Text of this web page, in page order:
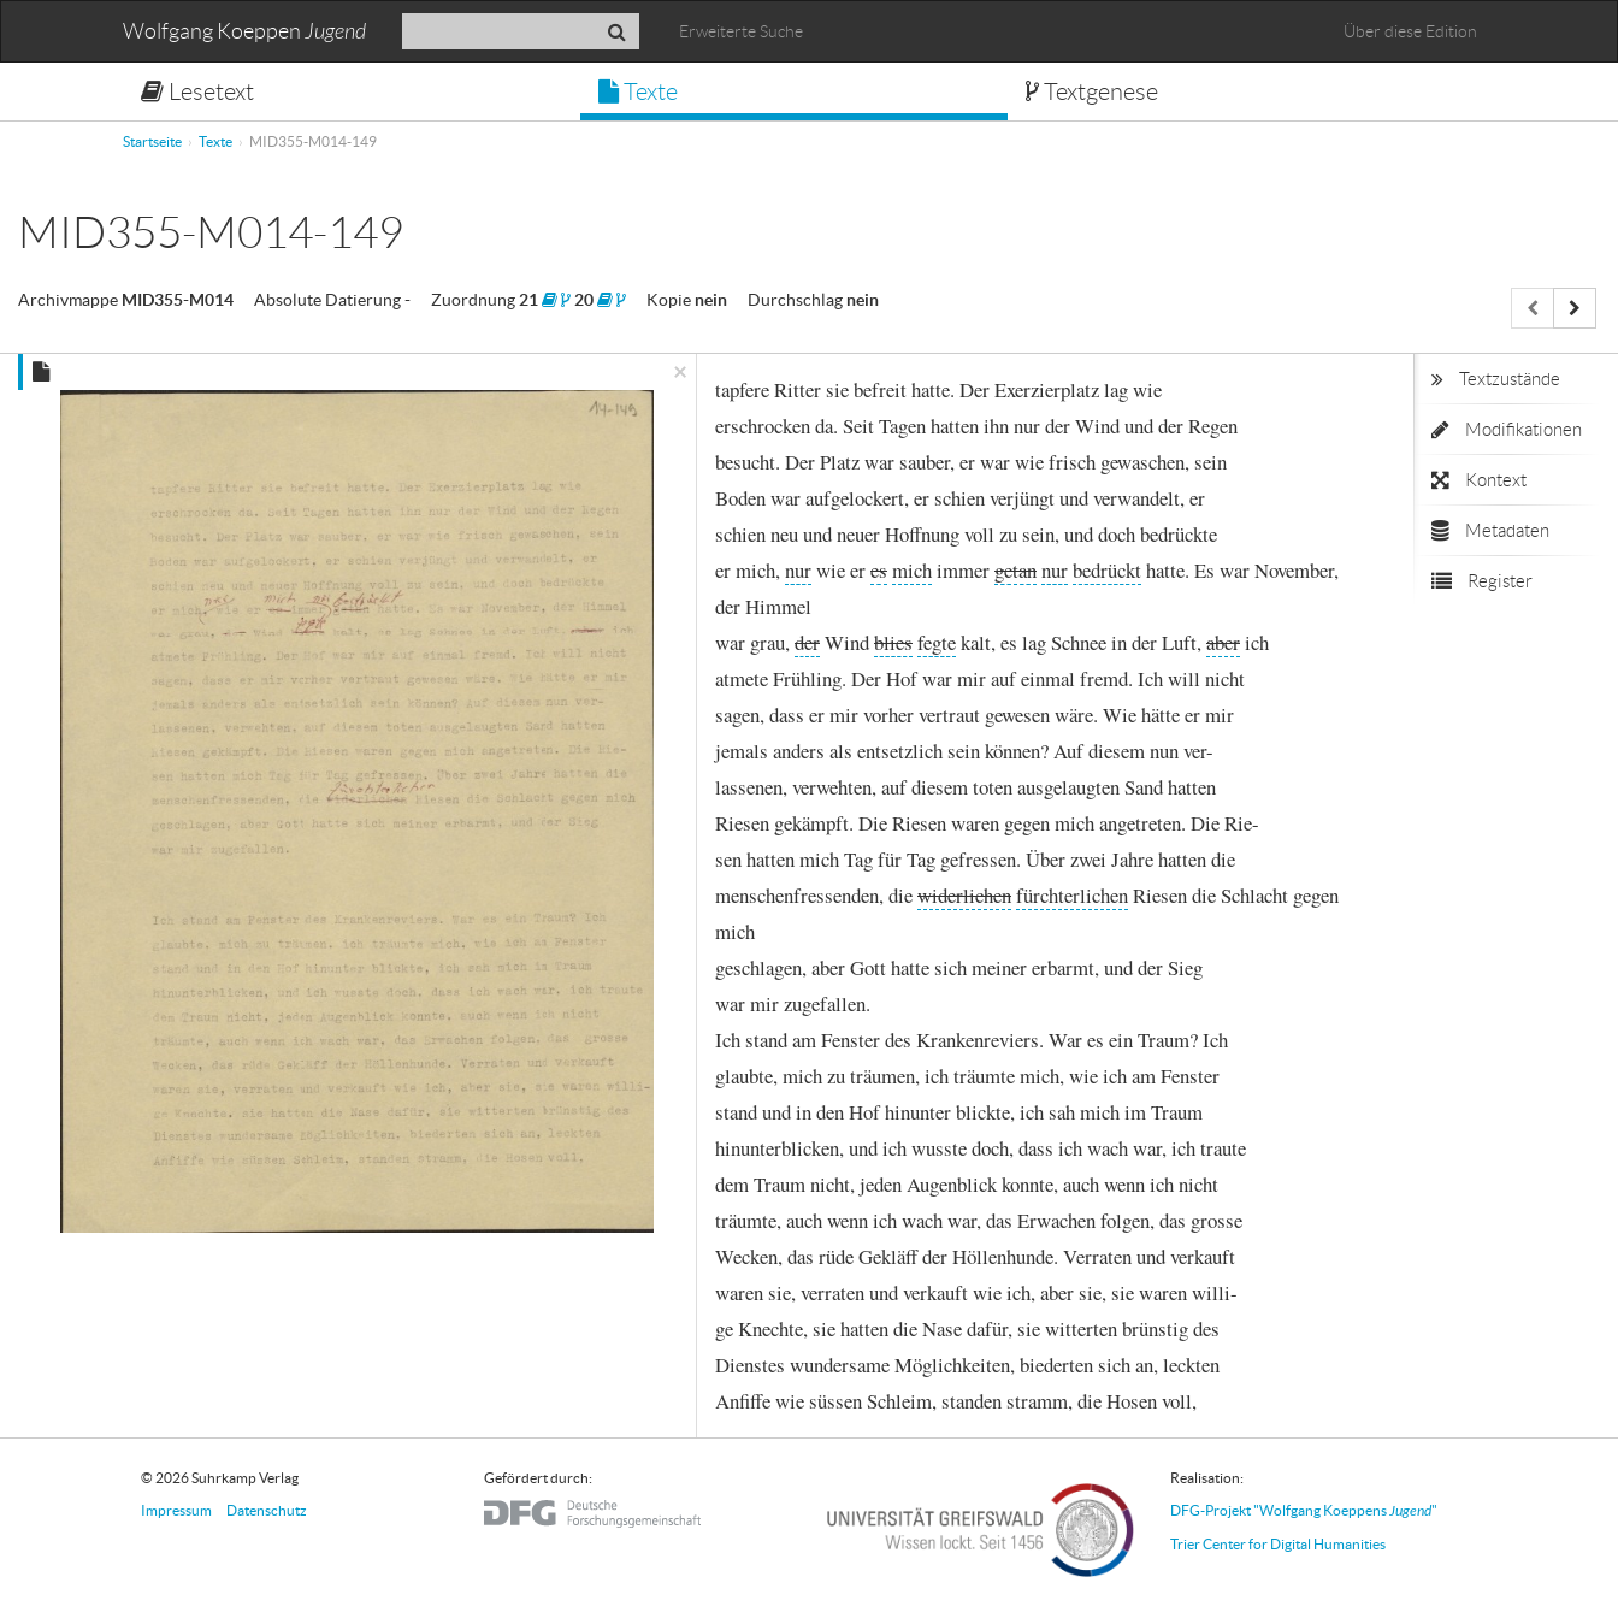
Wolfgang Koeppen Jugend Erweiterte Suche Über diese Edition
Lesetext Texte Textgenese
Startseite Texte MID355-M014-149
MID355-M014-149
Archivmappe MID355-M014 Absolute Datierung- Zuordnung 21 20 Kopie nein Durchschlag nein
×
tapfereRittersiebefreithatte. DerExerzierplatzlagwie
erschrockenda. SeitTagenhattenihnnurderWindundderRegen
besucht. DerPlatzwarsauber,erwarwiefrisch gewaschen,sein
Bodenwaraufgelockert,erschienverjüngtundverwandelt,er
schienneuundneuerHoffnungvoll zusein,unddochbedrückte
ermich,nurwieeresmichimmergetannurbedrückthatte. Es warNovember,
derHimmel
war grau,derWindbliesfegtekalt,es lagSchneeinderLuft,aberich
atmeteFrühling. DerHofwarmiraufeinmal fremd. Ichwill nicht
sagen,dass ermirvorhervertraut gewesenwäre. Wiehätteermir
jemals anders als entsetzlichseinkönnen?Aufdiesemnunver-
lassenen,verwehten,aufdiesemtotenausgelaugtenSandhatten
Riesen gekämpft. DieRiesenwaren gegenmichangetreten. DieRie-
senhattenmichTagfürTag gefressen. Überzwei Jahrehattendie
menschenfressenden,diewiderlichenfürchterlichenRiesendieSchlacht gegen
mich
geschlagen,aberGotthattesichmeinererbarmt,undderSieg
warmirzugefallen.
IchstandamFensterdes Krankenreviers. Wares einTraum?Ich
glaubte,michzuträumen,ichträumtemich,wieichamFenster
standundindenHofhinunterblickte,ichsahmichimTraum
hinunterblicken,undichwusstedoch,dass ichwachwar,ichtraute
demTraumnicht,jedenAugenblickkonnte,auchwennichnicht
träumte,auchwennichwachwar,das Erwachenfolgen,das grosse
Wecken,das rüdeGekläffderHöllenhunde. Verratenundverkauft
warensie,verratenundverkauftwieich,abersie,siewarenwilli-
geKnechte,siehattendieNasedafür,siewittertenbrünstigdes
Dienstes wundersameMöglichkeiten,biedertensichan,leckten
AnfiffewiesüssenSchleim,standenstramm,dieHosenvoll,
Textzustände
Modifikationen
Kontext
Metadaten
Register
© 2026 Suhrkamp Verlag
Impressum Datenschutz
Gefördert durch: Realisation:
DFG-Projekt "Wolfgang KoeppensJugend"
Trier Center for Digital Humanities